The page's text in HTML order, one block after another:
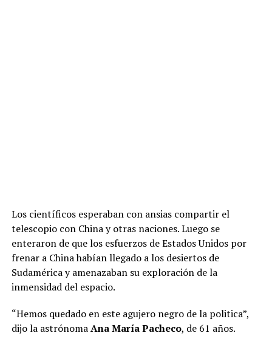
Los científicos esperaban con ansias compartir el
telescopio con China y otras naciones. Luego se
enteraron de que los esfuerzos de Estados Unidos por
frenar a China habían llegado a los desiertos de
Sudamérica y amenazaban su exploración de la
inmensidad del espacio.
“Hemos quedado en este agujero negro de la politica”,
dijo la astrónomaAna María Pacheco, de 61 años.